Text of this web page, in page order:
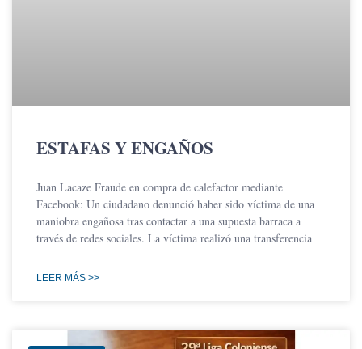
ESTAFAS Y ENGAÑOS
Juan Lacaze Fraude en compra de calefactor mediante
Facebook: Un ciudadano denunció haber sido víctima de una
maniobra engañosa tras contactar a una supuesta barraca a
través de redes sociales. La víctima realizó una transferencia
LEER MÁS >>